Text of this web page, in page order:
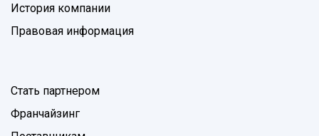
История компании
Правовая информация
Стать партнером
Франчайзинг